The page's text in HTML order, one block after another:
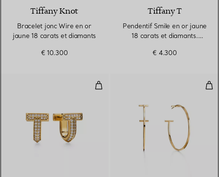
Tiffany Knot
Bracelet jonc Wire en or
jaune 18 carats et diamants
€ 10.300
Tiffany T
Pendentif Smile en or jaune
18 carats et diamants.
€ 4.300
Boucles d’oreilles huggies T1